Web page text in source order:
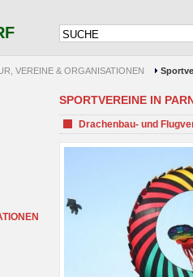
VEREINE & ORGANISATIONEN
SPORTVEREINE IN
Drachenbau- und